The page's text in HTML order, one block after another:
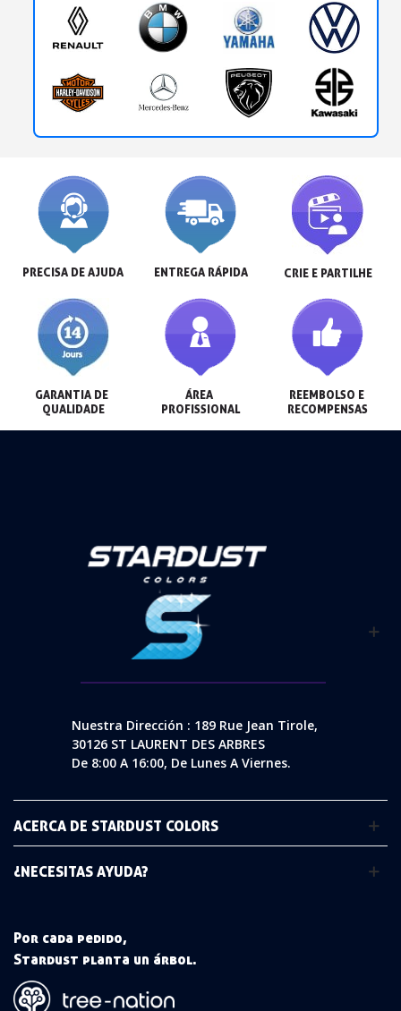
PRECISA DE AJUDA ENTREGA RÁPIDA CRIE E PARTILHE
GARANTIA DE
QUALIDADE
ÁREA
PROFISSIONAL
REEMBOLSO E
RECOMPENSAS
Nuestra Dirección : 189 Rue Jean Tirole,
30126 ST LAURENT DES ARBRES
De 8:00 A 16:00, De Lunes A Viernes.
ACERCA DE STARDUST COLORS
¿NECESITAS AYUDA?
Por cada pedido,
Stardust planta un árbol.